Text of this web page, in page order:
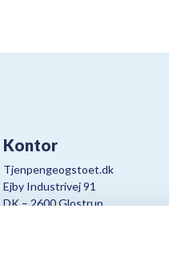
Kontor
Tjenpengeogstoet.dk
Ejby Industrivej 91
DK – 2600 Glostrup